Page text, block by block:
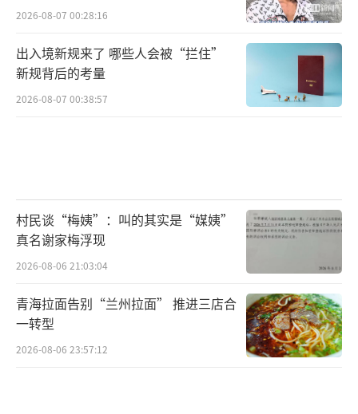
2026-08-07 00:28:16
出入境新规来了 哪些人会被“拦住”
新规背后的考量
2026-08-07 00:38:57
村民谈“梅姨”：叫的其实是“媒姨”
真名谢家梅浮现
2026-08-06 21:03:04
青海拉面告别“兰州拉面” 推进三店合
一转型
2026-08-06 23:57:12